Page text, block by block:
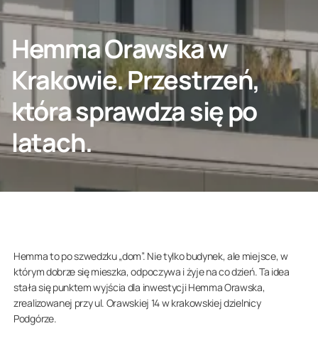
Klient indywidualny
O nas
SKONTAKTUJ SIĘ Z NAMI
Hemma Orawska w
Krakowie. Przestrzeń,
która sprawdza się po
latach.
Hemma to po szwedzku „dom”. Nie tylko budynek, ale miejsce, w
którym dobrze się mieszka, odpoczywa i żyje na co dzień. Ta idea
stała się punktem wyjścia dla inwestycji Hemma Orawska,
zrealizowanej przy ul. Orawskiej 14 w krakowskiej dzielnicy
Podgórze.